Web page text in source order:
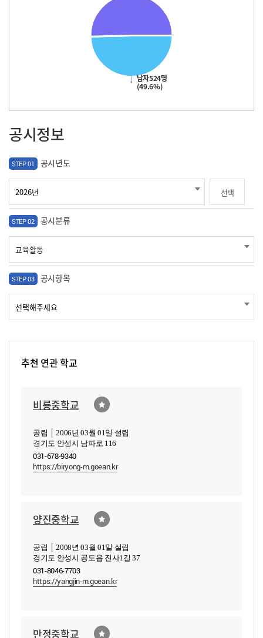
남자524명
(49.6%)
공시정보
STEP 01 공시년도
선택
STEP 02 공시분류
STEP 03 공시항목
추천 연관 학교
비룡중학교
공립 │ 2006년 03월 01일 설립
경기도 안성시 남파로 116
031-678-9340
https://biryong-m.goean.kr
양진중학교
공립 │ 2008년 03월 01일 설립
경기도 안성시 공도읍 진사1길 37
031-8046-7703
https://yangjin-m.goean.kr
만정중학교